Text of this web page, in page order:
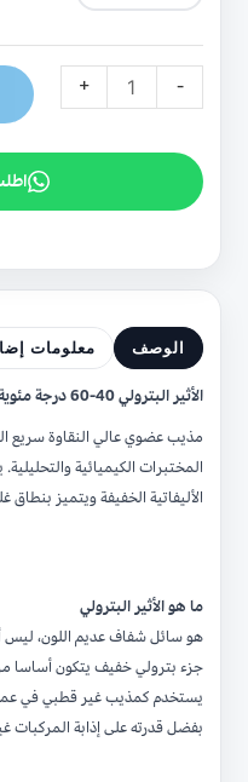
-
+
الوصف معلومات
الأثير البترولي 40-60 درجة مئوية (Petroleum Ether)
مذيب عضوي عالي النقاوة سريع
المختبرات الكيميائية
الأليفاتية الخفيفة ويتميز
ما هو الأثير البترولي
هو سائل شفاف عديم اللون، ليس
جزء بترولي خفيف يتكون أساسا
يستخدم كمذيب غير قطبي في
بفضل قدرته على إذابة المركبات